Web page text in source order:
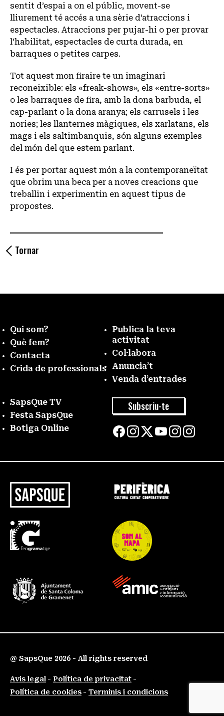
sentit d’espai a on el públic, movent-se
lliurement té accés a una sèrie d’atraccions i
espectacles. Atraccions per pujar-hi o per provar
l’habilitat, espectacles de curta durada, en
barraques o petites carpes.
Tot aquest mon firaire te un imaginari
reconeixible: els «freak-shows», els «entre-sorts»
o les barraques de fira, amb la dona barbuda, el
cap-parlant o la dona aranya; els carrusels i les
nories; les llanternes màgiques, els xarlatans, els
mags i els saltimbanquis, són alguns exemples
del món del que estem parlant.
I és per portar aquest món a la contemporaneïtat
que obrim una beca per a noves creacions que
treballin i experimentin en aquest tipus de
propostes.
Tornar
Qui som?
Què fem?
Contacta
Crida de professionals
Publica la teva
activitat
Col·labora
Anuncia’t
Venda d’entrades
SapsQue TV
Festa SapsQue
Botiga Online
Subscriu-te
@ SapsQue 2026 - All rights reserved
Avis legal
Política de privacitat
Política de cookies
Terminis i condicions